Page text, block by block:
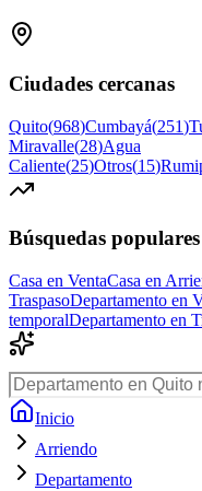
Ciudades cercanas
Quito(968)Cumbayá(251)
Miravalle(28)Agua
Caliente(25)Otros(15)
Búsquedas populares
Casa en VentaCasa en
TraspasoDepartamento en
temporalDepartamento en
Inicio
Arriendo
Departamento